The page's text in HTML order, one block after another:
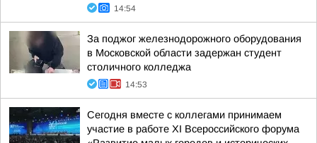
14:54
За поджог железнодорожного оборудования
в Московской области задержан студент
столичного колледжа
14:53
Сегодня вместе с коллегами принимаем
участие в работе XI Всероссийского форума